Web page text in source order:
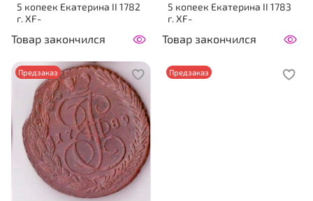
5 копеек Екатерина II 1782
г. XF-
Товар закончился
5 копеек Екатерина II 1783
г. XF-
Товар закончился
Предзаказ Предзаказ